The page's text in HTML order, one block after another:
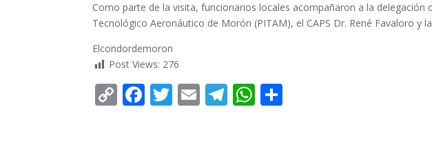
Como parte de la visita, funcionarios locales acompañaron a la delegación
Tecnológico Aeronáutico de Morón (PITAM), el CAPS Dr. René Favaloro y
Elcondordemoron
Post Views: 276
C F T E T W